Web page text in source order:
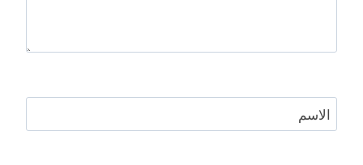
الاسم